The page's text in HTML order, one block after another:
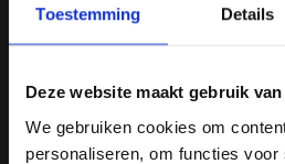
Toestemming Details
Deze website maakt gebruik
We gebruiken cookies om
personaliseren, om functies voor